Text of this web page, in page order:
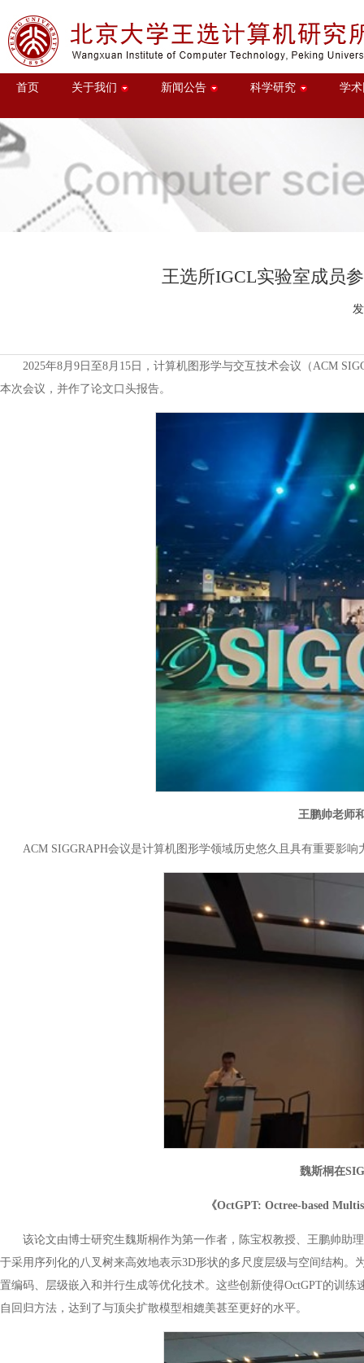
首页 关于我们 新闻公告 科学研究 学
王选所IGCL实验室成员
2025年8月9日至8月15日，计算机图形学与交互技术会议（ACM
本次会议，并作了论文口头报告。
王鹏帅老师
ACM SIGGRAPH会议是计算机图形学领域历史悠久且具有重要影
魏斯桐在
《OctGPT: Octree-based
该论文由博士研究生魏斯桐作为第一作者，陈宝权教授、王鹏帅助
于采用序列化的八叉树来高效地表示3D形状的多尺度层级与空间结构。
置编码、层级嵌入和并行生成等优化技术。这些创新使得OctGPT的训
自回归方法，达到了与顶尖扩散模型相媲美甚至更好的水平。